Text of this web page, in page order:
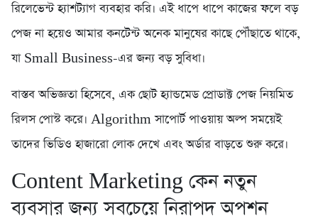
রিলেভেন্ট হ্যাশট্যাগ ব্যবহার করি। এই ধাপে ধাপে কাজের ফলে বড়
পেজ না হয়েও আমার কনটেন্ট অনেক মানুষের কাছে পৌঁছাতে থাকে,
যা Small Business-এর জন্য বড় সুবিধা।
বাস্তব অভিজ্ঞতা হিসেবে, এক ছোট হ্যান্ডমেড প্রোডাক্ট পেজ নিয়মিত
রিলস পোস্ট করে। Algorithm সাপোর্ট পাওয়ায় অল্প সময়েই
তাদের ভিডিও হাজারো লোক দেখে এবং অর্ডার বাড়তে শুরু করে।
Content Marketing কেন নতুন
ব্যবসার জন্য সবচেয়ে নিরাপদ অপশন